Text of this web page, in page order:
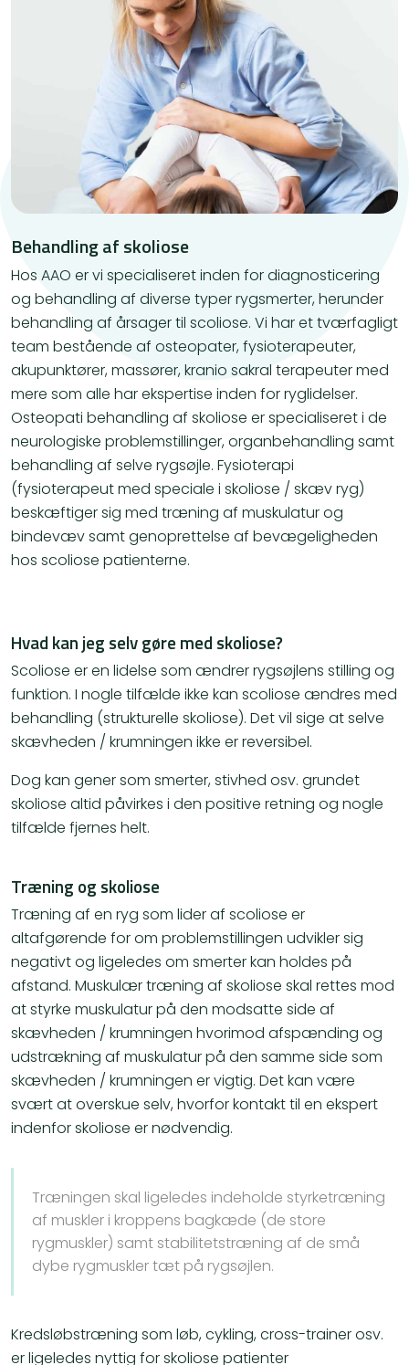
Behandling af skoliose
Hos AAO er vi specialiseret inden for diagnosticering
og behandling af diverse typer rygsmerter, herunder
behandling af årsager til scoliose. Vi har et tværfagligt
team bestående af osteopater, fysioterapeuter,
akupunktører, massører, kranio sakral terapeuter med
mere som alle har ekspertise inden for ryglidelser.
Osteopati behandling af skoliose er specialiseret i de
neurologiske problemstillinger, organbehandling samt
behandling af selve rygsøjle. Fysioterapi
(fysioterapeut med speciale i skoliose / skæv ryg)
beskæftiger sig med træning af muskulatur og
bindevæv samt genoprettelse af bevægeligheden
hos scoliose patienterne.
Hvad kan jeg selv gøre med skoliose?
Scoliose er en lidelse som ændrer rygsøjlens stilling og
funktion. I nogle tilfælde ikke kan scoliose ændres med
behandling (strukturelle skoliose). Det vil sige at selve
skævheden / krumningen ikke er reversibel.
Dog kan gener som smerter, stivhed osv. grundet
skoliose altid påvirkes i den positive retning og nogle
tilfælde fjernes helt.
Træning og skoliose
​Træning af en ryg som lider af scoliose er
altafgørende for om problemstillingen udvikler sig
negativt og ligeledes om smerter kan holdes på
afstand. Muskulær træning af skoliose skal rettes mod
at styrke muskulatur på den modsatte side af
skævheden / krumningen hvorimod afspænding og
udstrækning af muskulatur på den samme side som
skævheden / krumningen er vigtig. Det kan være
svært at overskue selv, hvorfor kontakt til en ekspert
indenfor skoliose er nødvendig.
Træningen skal ligeledes indeholde styrketræning
af muskler i kroppens bagkæde (de store
rygmuskler) samt stabilitetstræning af de små
dybe rygmuskler tæt på rygsøjlen.
Kredsløbstræning som løb, cykling, cross-trainer osv.
er ligeledes nyttig for skoliose patienter